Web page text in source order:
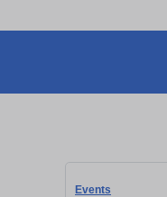
Events